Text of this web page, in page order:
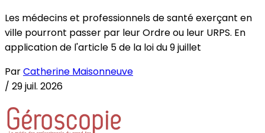
Les médecins et professionnels de santé exerçant en
ville pourront passer par leur Ordre ou leur URPS. En
application de l'article 5 de la loi du 9 juillet
ParCatherine Maisonneuve
/ 29 juil. 2026